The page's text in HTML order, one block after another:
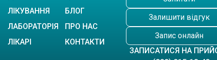
ЛІКУВАННЯ
ЛАБОРАТОРІЯ
ЛІКАРІ
БЛОГ
ПРО НАС
КОНТАКТИ
Залишити відгук
Запис онлайн
ЗАПИСАТИСЯ НА